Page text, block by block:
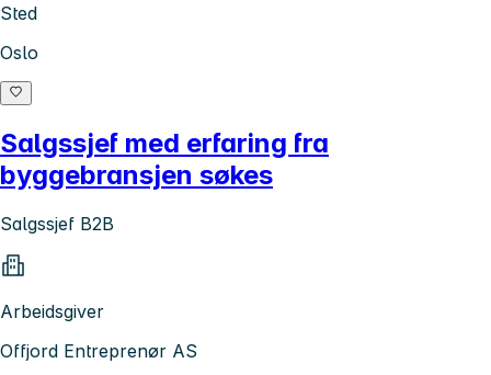
Sted
Oslo
Salgssjef med erfaring fra
byggebransjen søkes
Salgssjef B2B
Arbeidsgiver
Offjord Entreprenør AS